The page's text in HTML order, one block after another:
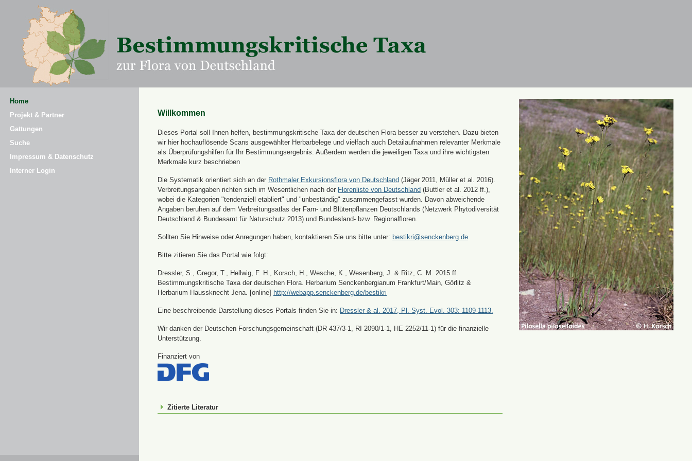
Home
Projekt & Partner
Gattungen
Suche
Impressum & Datenschutz
Interner Login
Willkommen
Dieses Portal soll Ihnen helfen, bestimmungskritische Taxa der deutschen Flora besser zu verstehen. Dazu bieten
wir hier hochauflösende Scans ausgewählter Herbarbelege und vielfach auch Detailaufnahmen relevanter Merkmale
als Überprüfungshilfen für Ihr Bestimmungsergebnis. Außerdem werden die jeweiligen Taxa und ihre wichtigsten
Merkmale kurz beschrieben
Die Systematik orientiert sich an der Rothmaler Exkursionsflora von Deutschland (Jäger 2011, Müller et al. 2016).
Verbreitungsangaben richten sich im Wesentlichen nach der Florenliste von Deutschland (Buttler et al. 2012 ff.),
wobei die Kategorien "tendenziell etabliert" und "unbeständig" zusammengefasst wurden. Davon abweichende
Angaben beruhen auf dem Verbreitungsatlas der Farn- und Blütenpflanzen Deutschlands (Netzwerk Phytodiversität
Deutschland & Bundesamt für Naturschutz 2013) und Bundesland- bzw. Regionalfloren.
Sollten Sie Hinweise oder Anregungen haben, kontaktieren Sie uns bitte unter: bestikri@senckenberg.de
Bitte zitieren Sie das Portal wie folgt:
Dressler, S., Gregor, T., Hellwig, F. H., Korsch, H., Wesche, K., Wesenberg, J. & Ritz, C. M. 2015 ff.
Bestimmungskritische Taxa der deutschen Flora. Herbarium Senckenbergianum Frankfurt/Main, Görlitz &
Herbarium Haussknecht Jena. [online] http://webapp.senckenberg.de/bestikri
Eine beschreibende Darstellung dieses Portals finden Sie in: Dressler & al. 2017, Pl. Syst. Evol. 303: 1109-1113.
Wir danken der Deutschen Forschungsgemeinschaft (DR 437/3-1, RI 2090/1-1, HE 2252/11-1) für die finanzielle
Unterstützung.
Finanziert von
Zitierte Literatur